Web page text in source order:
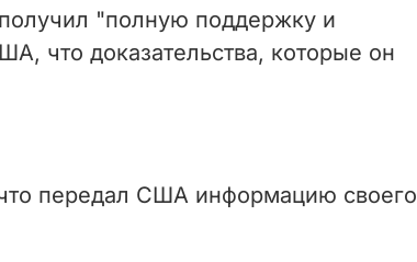
"полную поддержку и
что доказательства, которые он
передал США информацию своего